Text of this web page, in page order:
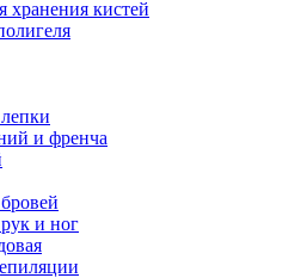
хранения кистей
и френча
и ног